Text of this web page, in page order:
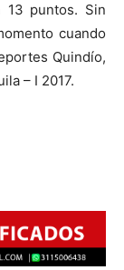
puntos. Sin
cuando
Quindío,
– I 2017.